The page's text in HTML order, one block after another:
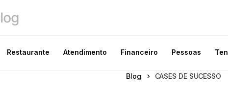
Restaurante Atendimento Financeiro Pessoas
Blog CASES DE SUCESSO